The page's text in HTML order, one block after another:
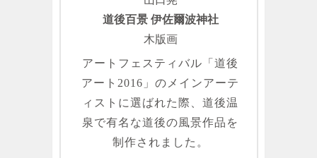
道後百景 伊佐爾波神社
木版画
アートフェスティバル「道後
アート2016」のメインアーテ
ィストに選ばれた際、道後温
泉で有名な道後の風景作品を
制作されました。